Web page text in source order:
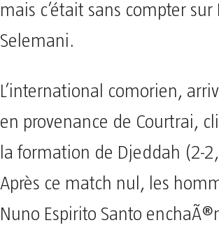
mais c’était sans compter sur
Selemani.
L’international comorien,
en provenance de Courtrai,
la formation de Djeddah (2-
Après ce match nul, les
Nuno Espirito Santo